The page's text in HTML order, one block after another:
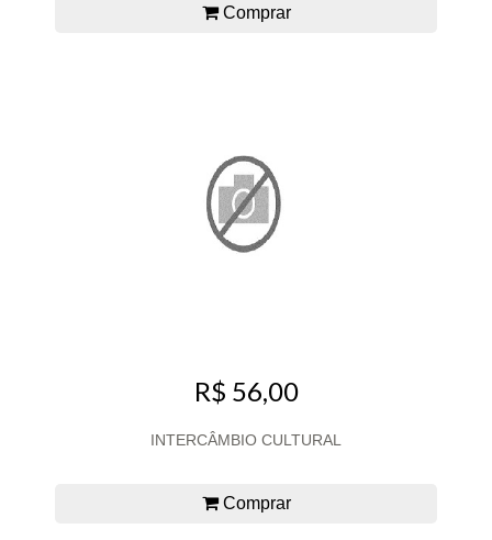
Comprar
R$ 56,00
INTERCÂMBIO CULTURAL
Comprar